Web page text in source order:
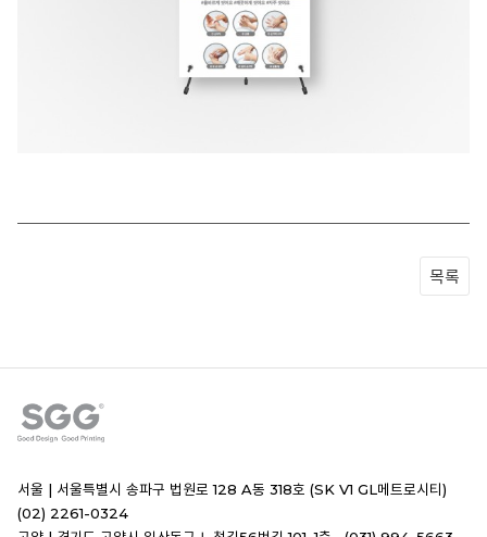
목록
서울 | 서울특별시 송파구 법원로 128 A동 318호 (SK V1 GL메트로시티)
(02) 2261-0324